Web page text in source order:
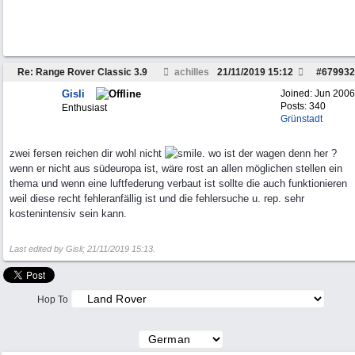
Re: Range Rover Classic 3.9 achilles #679932
21/11/2019 15:12
Joined: Jun 2006
Posts: 340
Grünstadt
Gisli
Enthusiast
zwei fersen reichen dir wohl nicht
. wo ist der wagen denn her ?
wenn er nicht aus südeuropa ist, wäre rost an allen möglichen stellen ein
thema und wenn eine luftfederung verbaut ist sollte die auch funktionieren
weil diese recht fehleranfällig ist und die fehlersuche u. rep. sehr
kostenintensiv sein kann.
Last edited by Gisli; 21/11/2019 15:13
Hop To